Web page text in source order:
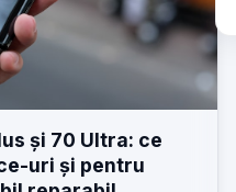
și 70 Ultra: ce
uri și pentru